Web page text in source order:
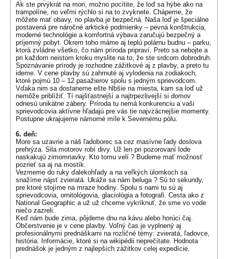
Ak ste prvýkrát na mori, možno pocítite, že loď sa hýbe ako na
trampolíne, no veľmi rýchlo si na to zvyknete. Chápeme, že
môžete mať obavy, no plavba je bezpečná. Naša loď je špeciálne
postavená pre náročné arktické podmienky – pevná konštrukcia,
moderné technológie a komfortná výbava zaručujú bezpečný a
príjemný pobyt. Okrem toho máme aj teplú polárnu budnu – parku,
ktorá zvládne všetko, čo nám príroda pripraví. Preto sa nebojte a
pri každom neistom kroku myslite na to, že ste srdcom dobrodruh.
Spoznávanie prírody je rozhodne zážitkové aj z plavby, a preto tu
ideme. V cene plavby sú zahrnuté aj vylodenia na zodiakoch,
ktoré pojmú 10 – 12 pasažierov spolu s jedným sprievodcom.
Vďaka nim sa dostaneme ešte hlbšie na miesta, kam sa loď už
nemôže priblížiť. Tí najšťastnejší a najtrpezlivejší si domov
odnesú unikátne zábery. Príroda tu nemá konkurenciu a vaši
sprievodcovia aktívne hľadajú pre vás tie najvzácnejšie momenty.
Postupne ukrajujeme námorné míle k Severnému pólu.
6. deň:
More sa uzavrie a náš ľadoborec sa cez masívne ľady doslova
prehrýza. Sila motorov robí divy. Už len pri pozorovaní lode
naskakujú zimomriavky. Kto tomu velí ? Budeme mať možnosť
pozrieť sa aj na mostík.
Vezmeme do ruky ďalekohľady a na veľkých úlomkoch sa
snažíme nájsť zvieratá. Ukáže sa nám beluga ? Sú to sekundy,
pre ktoré stojíme na mraze hodiny. Spolu s nami tu sú aj
sprievodcovia, ornitológovia, glaciológia a fotografi. Cesta ako z
National Geographic a už už chceme vykríknuť, že sme vo vode
niečo zazreli.
Keď nám bude zima, pôjdeme dnu na kávu alebo horúci čaj.
Občerstvenie je v cene plavby. Voľný čas je vyplnený aj
profesionálnymi prednáškami na rozličné témy: zvieratá, ľadovce,
história. Informácie, ktoré si na wikipédii neprečítate. Hodnota
prednášok je jedným z najlepších zážitkov celej expedície.